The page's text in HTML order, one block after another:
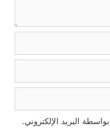
البريد الإلكتروني.